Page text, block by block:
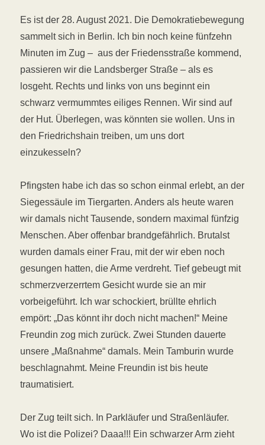
Es ist der 28. August 2021. Die Demokratiebewegung
sammelt sich in Berlin. Ich bin noch keine fünfzehn
Minuten im Zug – aus der Friedensstraße kommend,
passieren wir die Landsberger Straße – als es
losgeht. Rechts und links von uns beginnt ein
schwarz vermummtes eiliges Rennen. Wir sind auf
der Hut. Überlegen, was könnten sie wollen. Uns in
den Friedrichshain treiben, um uns dort
einzukesseln?
Pfingsten habe ich das so schon einmal erlebt, an der
Siegessäule im Tiergarten. Anders als heute waren
wir damals nicht Tausende, sondern maximal fünfzig
Menschen. Aber offenbar brandgefährlich. Brutalst
wurden damals einer Frau, mit der wir eben noch
gesungen hatten, die Arme verdreht. Tief gebeugt mit
schmerzverzerrtem Gesicht wurde sie an mir
vorbeigeführt. Ich war schockiert, brüllte ehrlich
empört: „Das könnt ihr doch nicht machen!“ Meine
Freundin zog mich zurück. Zwei Stunden dauerte
unsere „Maßnahme“ damals. Mein Tamburin wurde
beschlagnahmt. Meine Freundin ist bis heute
traumatisiert.
Der Zug teilt sich. In Parkläufer und Straßenläufer.
Wo ist die Polizei? Daaa!!! Ein schwarzer Arm zieht